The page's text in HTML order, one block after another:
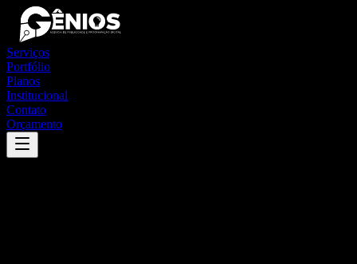
Serviços
Portfólio
Planos
Institucional
Contato
Orçamento